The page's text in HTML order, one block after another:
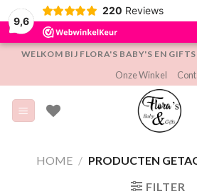
9,6
220 Reviews
inhoud
WELKOM BIJ FLORA'S BABY'S EN
Onze Winkel
HOME / PRODUCTEN
FILTER